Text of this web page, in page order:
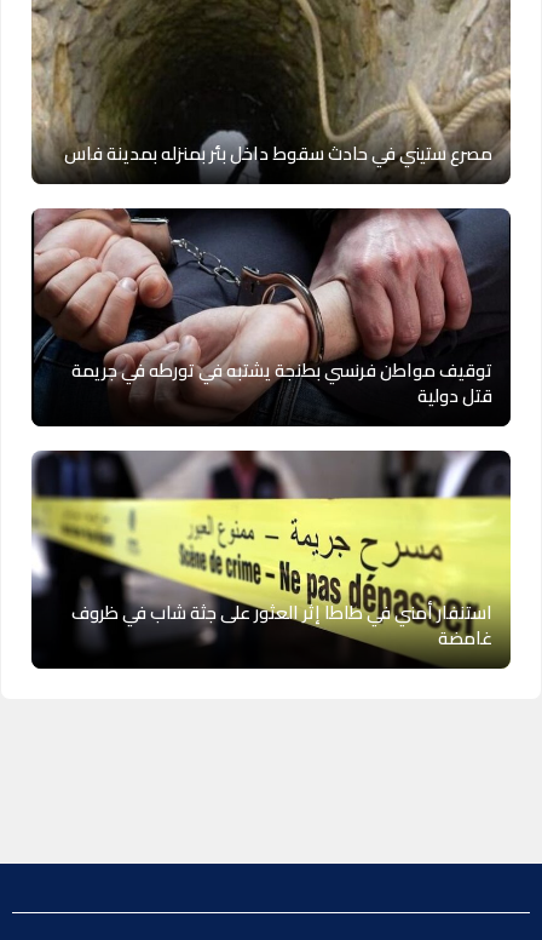
مصرع ستيني في حادث سقوط داخل بئر بمنزله بمدينة فاس
توقيف مواطن فرنسي بطنجة يشتبه في تورطه في جريمة
قتل دولية
استنفار أمني في طاطا إثر العثور على جثة شاب في ظروف
غامضة